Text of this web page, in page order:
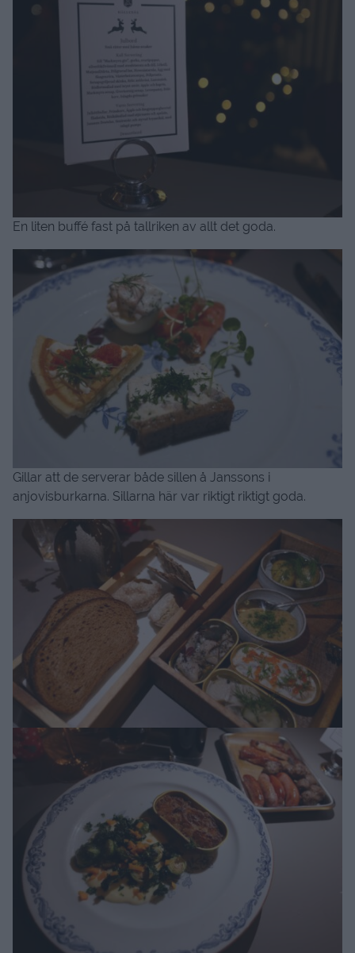
En liten buffé fast på tallriken av allt det goda.
Gillar att de serverar både sillen å Janssons i
anjovisburkarna. Sillarna här var riktigt riktigt goda.